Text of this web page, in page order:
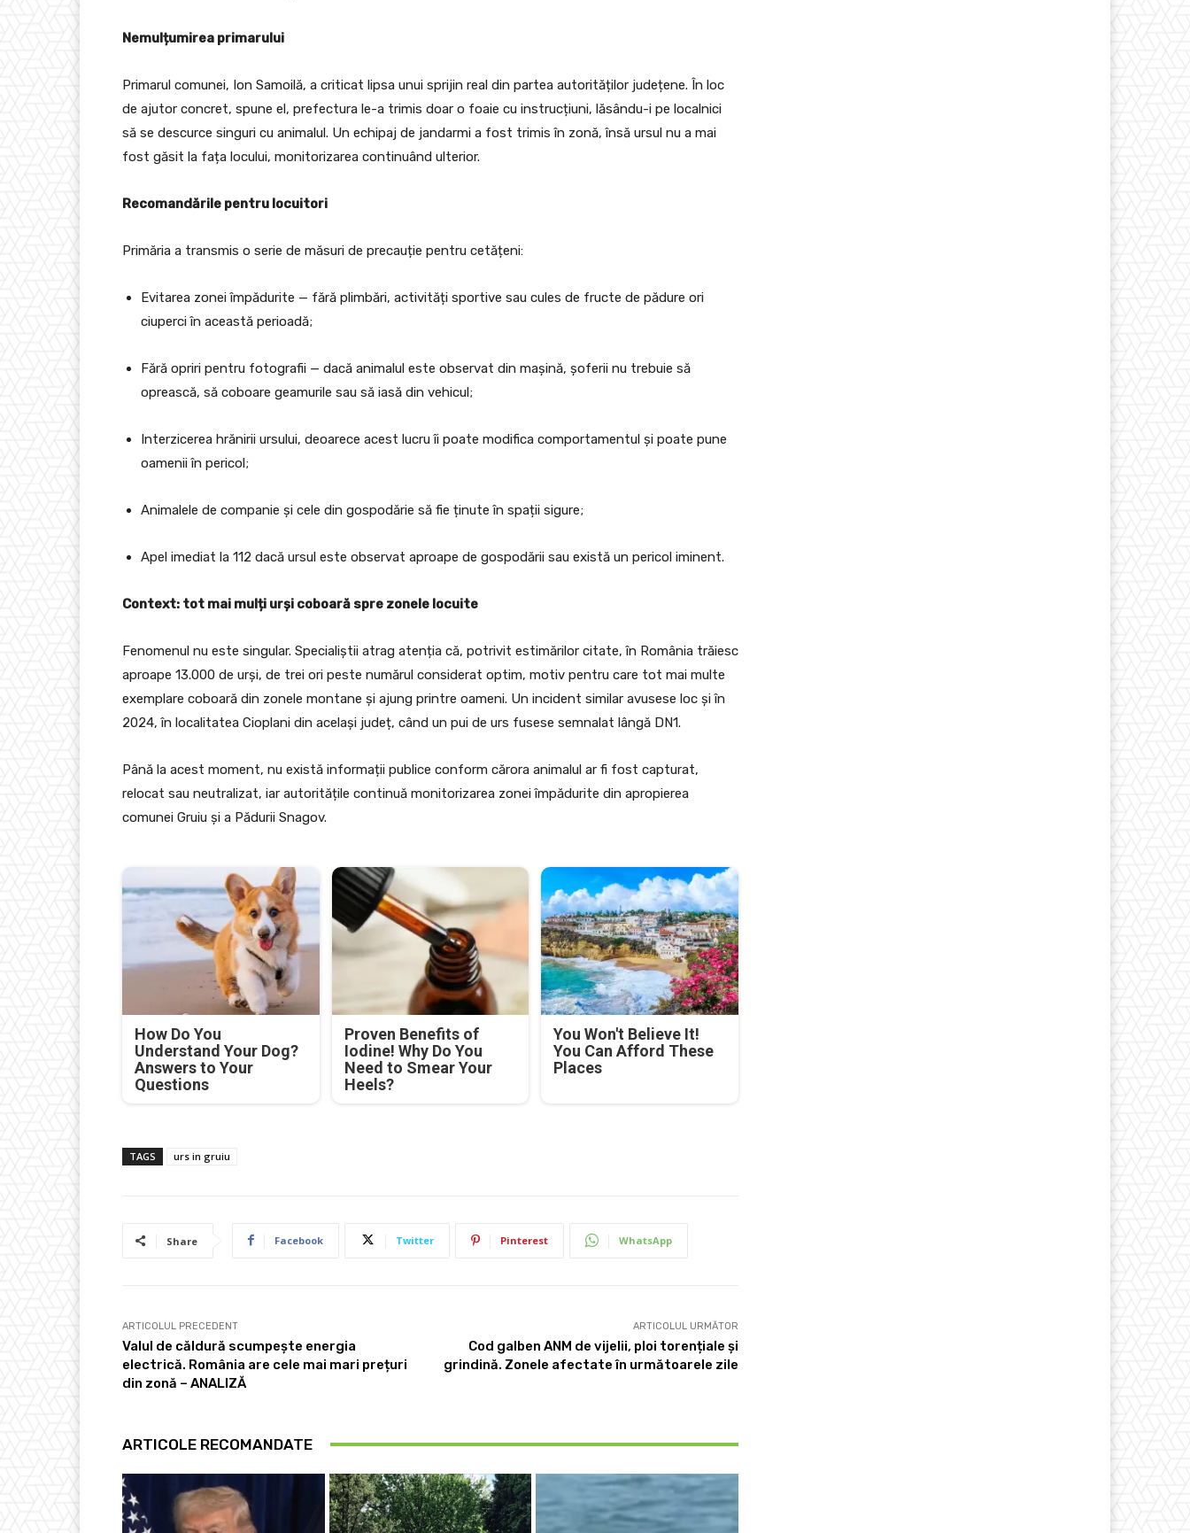
Nemulțumirea primarului
Primarul comunei, Ion Samoilă, a criticat lipsa unui sprijin real din partea autorităților județene. În loc
de ajutor concret, spune el, prefectura le-a trimis doar o foaie cu instrucțiuni, lăsându-i pe localnici
să se descurce singuri cu animalul. Un echipaj de jandarmi a fost trimis în zonă, însă ursul nu a mai
fost găsit la fața locului, monitorizarea continuând ulterior.
Recomandările pentru locuitori
Primăria a transmis o serie de măsuri de precauție pentru cetățeni:
Evitarea zonei împădurite — fără plimbări, activități sportive sau cules de fructe de pădure ori
ciuperci în această perioadă;
Fără opriri pentru fotografii — dacă animalul este observat din mașină, șoferii nu trebuie să
oprească, să coboare geamurile sau să iasă din vehicul;
Interzicerea hrănirii ursului, deoarece acest lucru îi poate modifica comportamentul și poate pune
oamenii în pericol;
Animalele de companie și cele din gospodărie să fie ținute în spații sigure;
Apel imediat la 112 dacă ursul este observat aproape de gospodării sau există un pericol iminent.
Context: tot mai mulți urși coboară spre zonele locuite
Fenomenul nu este singular. Specialiștii atrag atenția că, potrivit estimărilor citate, în România trăiesc
aproape 13.000 de urși, de trei ori peste numărul considerat optim, motiv pentru care tot mai multe
exemplare coboară din zonele montane și ajung printre oameni. Un incident similar avusese loc și în
2024, în localitatea Cioplani din același județ, când un pui de urs fusese semnalat lângă DN1.
Până la acest moment, nu există informații publice conform cărora animalul ar fi fost capturat,
relocat sau neutralizat, iar autoritățile continuă monitorizarea zonei împădurite din apropierea
comunei Gruiu și a Pădurii Snagov.
How Do You
Understand Your Dog?
Answers to Your
Questions
Proven Benefits of
Iodine! Why Do You
Need to Smear Your
Heels?
You Won't Believe It!
You Can Afford These
Places
TAGS urs in gruiu
Share Facebook Twitter Pinterest WhatsApp
ARTICOLUL PRECEDENT
Valul de căldură scumpește energia
electrică. România are cele mai mari prețuri
din zonă – ANALIZĂ
ARTICOLUL URMĂTOR
Cod galben ANM de vijelii, ploi torențiale și
grindină. Zonele afectate în următoarele zile
ARTICOLE RECOMANDATE